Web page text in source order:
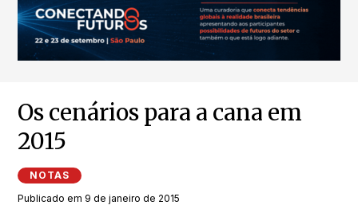
Os cenários para a cana em
2015
NOTAS
Publicado em 9 de janeiro de 2015